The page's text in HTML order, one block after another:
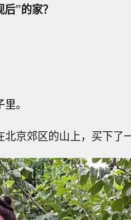
”的家？
。
京郊区的山上，买下了